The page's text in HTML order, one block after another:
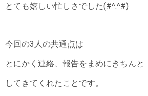
とても嬉しい忙しさでした(#^.^#)
今回の3人の共通点は
とにかく連絡、報告をまめにきちんと
してきてくれたことです。